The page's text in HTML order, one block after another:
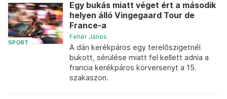
SPORT
Egy bukás miatt véget ért a második
helyen álló Vingegaard Tour de
France-a
Fehér János
A dán kerékpáros egy terelőszigetnél
bukott, sérülése miatt fel kellett adnia a
francia kerékpáros körversenyt a 15.
szakaszon.